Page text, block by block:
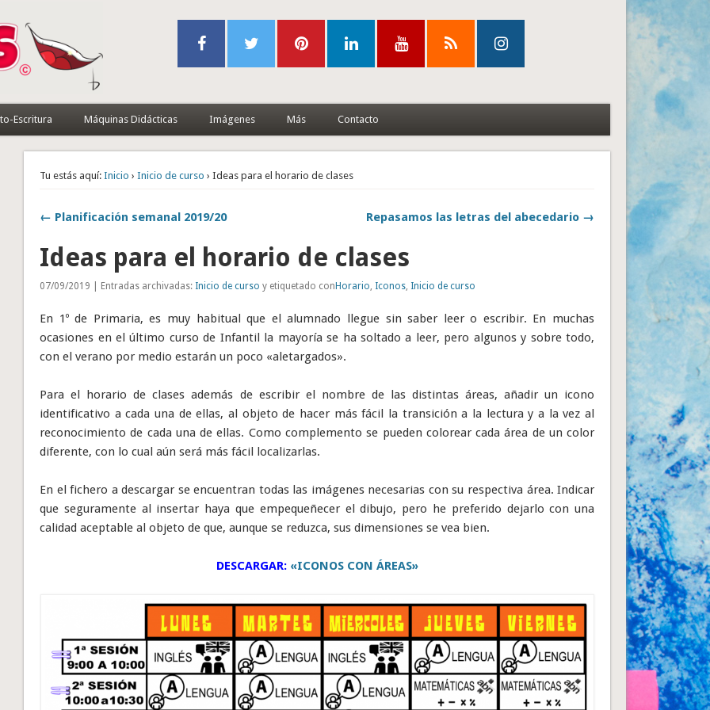
Escritura Máquinas Didácticas Imágenes Más Contacto
Tu estás aquí: Inicio ›Inicio de curso › Ideas para el horario de clases
← Planificación semanal 2019/20 Repasamos las letras del abecedario →
Ideas para el horario de clases
07/09/2019 | Entradas archivadas: Inicio de curso y etiquetado conHorario, Iconos, Inicio de curso
En 1º de Primaria, es muy habitual que el alumnado llegue sin saber leer o escribir. En muchas
ocasiones en el último curso de Infantil la mayoría se ha soltado a leer, pero algunos y sobre todo,
con el verano por medio estarán un poco «aletargados».
Para el horario de clases además de escribir el nombre de las distintas áreas, añadir un icono
identificativo a cada una de ellas, al objeto de hacer más fácil la transición a la lectura y a la vez al
reconocimiento de cada una de ellas. Como complemento se pueden colorear cada área de un color
diferente, con lo cual aún será más fácil localizarlas.
En el fichero a descargar se encuentran todas las imágenes necesarias con su respectiva área. Indicar
que seguramente al insertar haya que empequeñecer el dibujo, pero he preferido dejarlo con una
calidad aceptable al objeto de que, aunque se reduzca, sus dimensiones se vea bien.
DESCARGAR: «ICONOS CON ÁREAS»